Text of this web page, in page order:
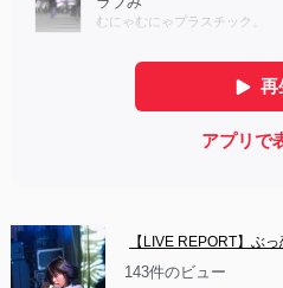
【LIVE REPORT】ぶ
143件のビュー